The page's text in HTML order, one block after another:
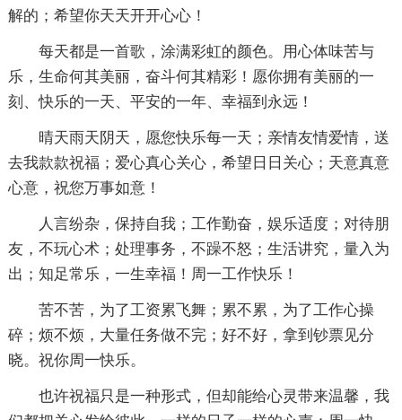
解的；希望你天天开开心心！
每天都是一首歌，涂满彩虹的颜色。用心体味苦与
乐，生命何其美丽，奋斗何其精彩！愿你拥有美丽的一
刻、快乐的一天、平安的一年、幸福到永远！
晴天雨天阴天，愿您快乐每一天；亲情友情爱情，送
去我款款祝福；爱心真心关心，希望日日关心；天意真意
心意，祝您万事如意！
人言纷杂，保持自我；工作勤奋，娱乐适度；对待朋
友，不玩心术；处理事务，不躁不怒；生活讲究，量入为
出；知足常乐，一生幸福！周一工作快乐！
苦不苦，为了工资累飞舞；累不累，为了工作心操
碎；烦不烦，大量任务做不完；好不好，拿到钞票见分
晓。祝你周一快乐。
也许祝福只是一种形式，但却能给心灵带来温馨，我